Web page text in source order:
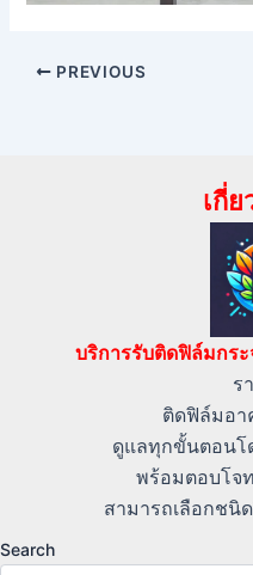
PREVIOUS
เกี่ย
บริการรับติดฟิล์มกร
ร
ติดฟิล์มอา
ดูแลทุกขั้นตอนโ
พร้อมตอบโจ
สามารถเลือกชนิ
Search